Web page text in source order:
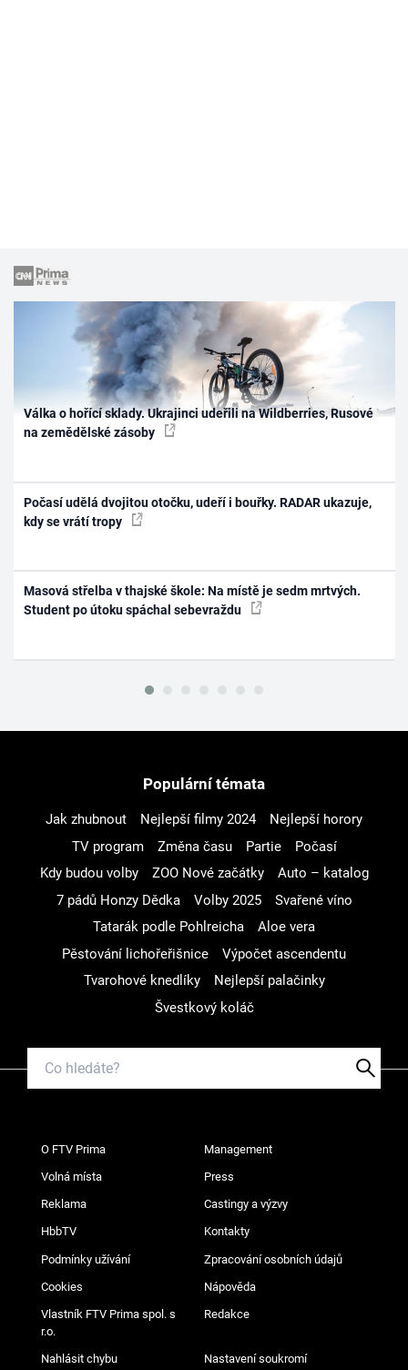
Válka o hořící sklady. Ukrajinci udeřili na Wildberries, Rusové
na zemědělské zásoby
Počasí udělá dvojitou otočku, udeří i bouřky. RADAR ukazuje,
kdy se vrátí tropy
Masová střelba v thajské škole: Na místě je sedm mrtvých.
Student po útoku spáchal sebevraždu
Populární témata
Jak zhubnout Nejlepší filmy 2024
Nejlepší horory
TV program
Změna času Partie
Počasí
Kdy budou volby
ZOO Nové začátky
Auto – katalog
7 pádů Honzy Dědka
Volby 2025
Svařené víno
Tatarák podle Pohlreicha
Aloe vera
Pěstování lichořeřišnice
Výpočet ascendentu
Tvarohové knedlíky
Nejlepší palačinky
Švestkový koláč
O FTV Prima Management
Volná místa Press
Reklama Castingy a výzvy
HbbTV Kontakty
Podmínky užívání Zpracování osobních údajů
Cookies Nápověda
Vlastník FTV Prima spol. s
r.o.
Redakce
Nahlásit chybu Nastavení soukromí